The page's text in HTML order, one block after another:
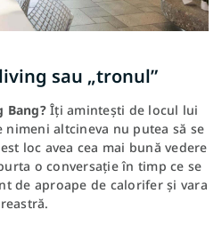
sau „tronul”
Bang?Îți amintești de locul lui
nimeni altcineva nu putea să se
loc avea cea mai bună vedere
o conversație în timp ce se
de aproape de calorifer și vara